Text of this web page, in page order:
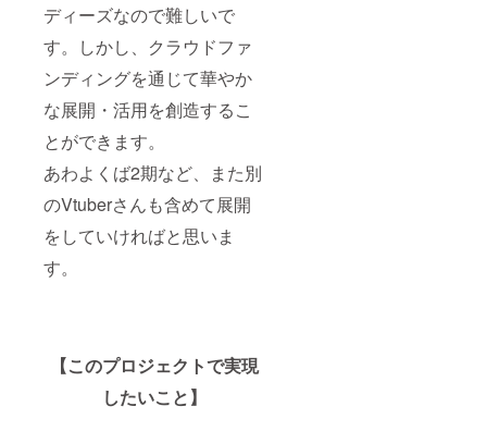
ディーズなので難しいで
す。しかし、クラウドファ
ンディングを通じて華やか
な展開・活用を創造するこ
とができます。
あわよくば2期など、また別
のVtuberさんも含めて展開
をしていければと思いま
す。
【このプロジェクトで実現
したいこと】